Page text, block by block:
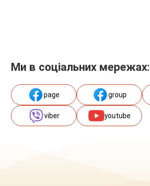
Ми в соціальних мережах:
page group
viber youtube